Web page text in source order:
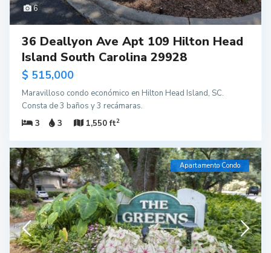
6
36 Deallyon Ave Apt 109 Hilton Head
Island South Carolina 29928
$ 515,000
Maravilloso condo económico en Hilton Head Island, SC.
Consta de 3 baños y 3 recámaras.
3
3 1,550 ft2
Apartamento Condo